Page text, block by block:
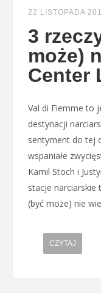
22 LISTOPADA
3
może)
Center
Val di Fiemme to
destynacji
sentyment do tej
wspaniałe
Kamil Stoch i
stacje narciarskie
(być może) nie
CZYTAJ